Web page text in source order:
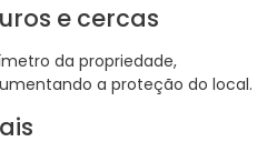
e cercas
da propriedade,
a proteção do local.